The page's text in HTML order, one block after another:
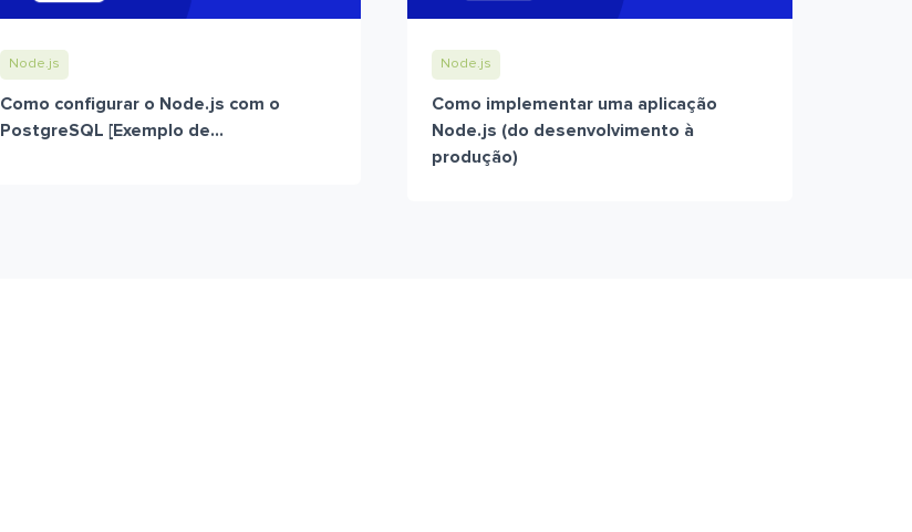
Node.js
Como configurar o Node.js com o
PostgreSQL [Exemplo de...
Node.js
Como implementar uma aplicação
Node.js (do desenvolvimento à
produção)